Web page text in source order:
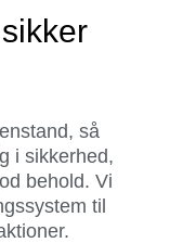
så
i sikkerhed,
behold. Vi
til